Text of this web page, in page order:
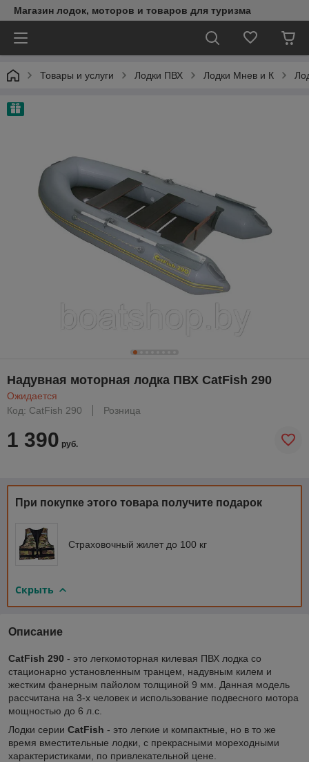
Магазин лодок, моторов и товаров для туризма
Товары и услуги Лодки ПВХ Лодки Мнев и К
Надувная моторная лодка ПВХ CatFish 290
Ожидается
Код: CatFish 290
Розница
1 390 руб.
При покупке этого товара получите подарок
Страховочный жилет до 100 кг
Скрыть
Описание
CatFish 290 - это легкомоторная килевая ПВХ лодка со
стационарно установленным транцем, надувным килем и
жестким фанерным пайолом толщиной 9 мм. Данная модель
рассчитана на 3-х человек и использование подвесного мотора
мощностью до 6 л.с.
Лодки серии CatFish - это легкие и компактные, но в то же
время вместительные лодки, с прекрасными мореходными
характеристиками, по привлекательной цене.